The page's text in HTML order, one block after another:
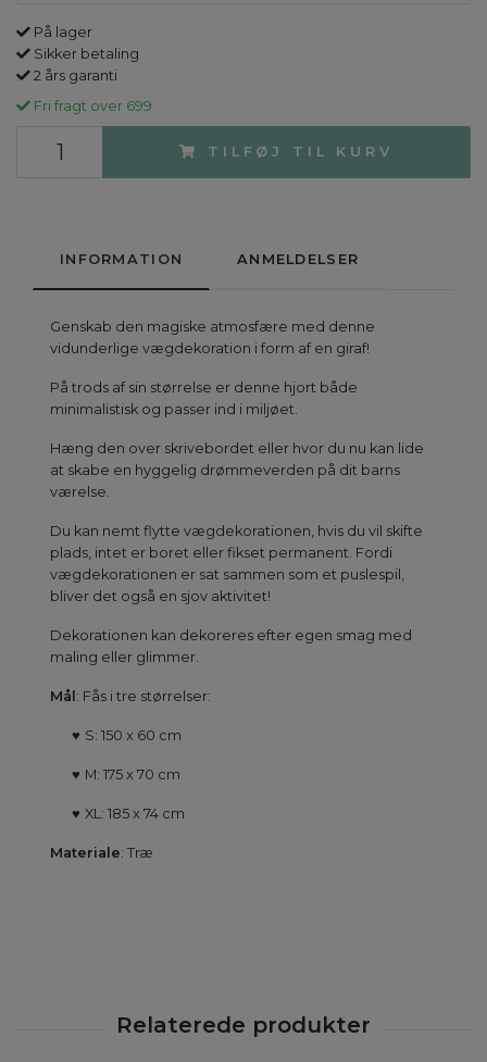
På lager
Sikker betaling
2 års garanti
Fri fragt over 699
TILFØJ TIL KURV
INFORMATION ANMELDELSER
Genskab den magiske atmosfære med denne
vidunderlige vægdekoration i form af en giraf!
På trods af sin størrelse er denne hjort både
minimalistisk og passer ind i miljøet.
Hæng den over skrivebordet eller hvor du nu kan lide
at skabe en hyggelig drømmeverden på dit barns
værelse.
Du kan nemt flytte vægdekorationen, hvis du vil skifte
plads, intet er boret eller fikset permanent. Fordi
vægdekorationen er sat sammen som et puslespil,
bliver det også en sjov aktivitet!
Dekorationen kan dekoreres efter egen smag med
maling eller glimmer.
Mål: Fås i tre størrelser:
♥ S: 150 x 60 cm
♥ M: 175 x 70 cm
♥ XL: 185 x 74 cm
Materiale: Træ